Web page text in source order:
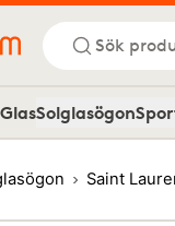
Sök
GlasSolglasögon
Saint